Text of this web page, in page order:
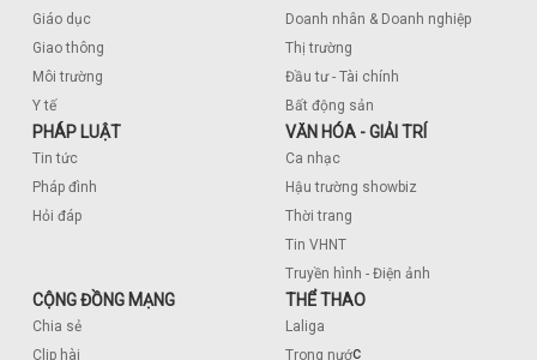
Giáo dục
Giao thông
Môi trường
Y tế
Doanh nhân & Doanh nghiệp
Thị trường
Đầu tư - Tài chính
Bất động sản
PHÁP LUẬT
Tin tức
Pháp đình
Hỏi đáp
VĂN HÓA - GIẢI TRÍ
Ca nhạc
Hậu trường showbiz
Thời trang
Tin VHNT
Truyền hình - Điện ảnh
CỘNG ĐỒNG MẠNG
Chia sẻ
Clip hài
THỂ THAO
Laliga
Trong nước